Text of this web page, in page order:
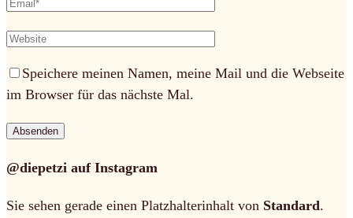
Speichere meinen Namen, meine Mail und die Webseite
im Browser für das nächste Mal.
@diepetzi auf Instagram
Sie sehen gerade einen Platzhalterinhalt von Standard.